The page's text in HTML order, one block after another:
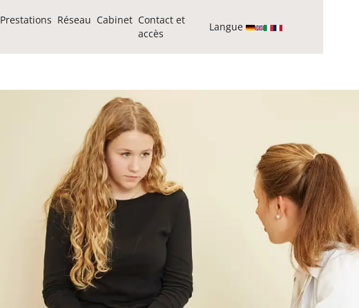
Prestations Réseau Cabinet Contact et
accès
Langue